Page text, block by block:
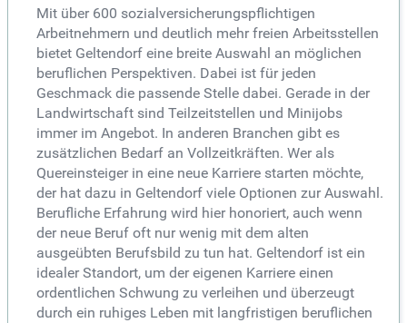
Mit über 600 sozialversicherungspflichtigen
Arbeitnehmern und deutlich mehr freien Arbeitsstellen
bietet Geltendorf eine breite Auswahl an möglichen
beruflichen Perspektiven. Dabei ist für jeden
Geschmack die passende Stelle dabei. Gerade in der
Landwirtschaft sind Teilzeitstellen und Minijobs
immer im Angebot. In anderen Branchen gibt es
zusätzlichen Bedarf an Vollzeitkräften. Wer als
Quereinsteiger in eine neue Karriere starten möchte,
der hat dazu in Geltendorf viele Optionen zur Auswahl.
Berufliche Erfahrung wird hier honoriert, auch wenn
der neue Beruf oft nur wenig mit dem alten
ausgeübten Berufsbild zu tun hat. Geltendorf ist ein
idealer Standort, um der eigenen Karriere einen
ordentlichen Schwung zu verleihen und überzeugt
durch ein ruhiges Leben mit langfristigen beruflichen